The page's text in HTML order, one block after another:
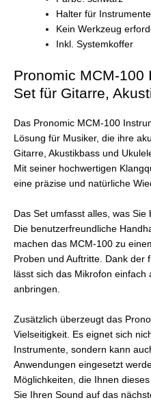
Halter für
Kein Werkzeug
Inkl. Systemkoffer
Pronomic MCM-100
Set für Gitarre,
Das Pronomic MCM-100
Lösung für Musiker, die ihre
Gitarre, Akustikbass und
Mit seiner hochwertigen
eine präzise und natürliche
Das Set umfasst alles, was
Die benutzerfreundliche
machen das MCM-100 zu
Proben und Auftritte. Dank der
lässt sich das Mikrofon
anbringen.
Zusätzlich überzeugt das
Vielseitigkeit. Es eignet sich
Instrumente, sondern kann
Anwendungen eingesetzt
Möglichkeiten, die Ihnen
Sie Ihren Sound auf das